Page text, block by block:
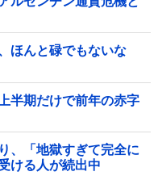
ほんと碌でもないな
半期だけで前年の赤字
、「地獄すぎて完全に
ける人が続出中